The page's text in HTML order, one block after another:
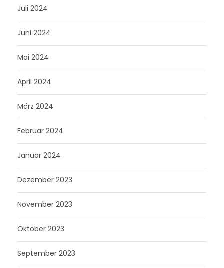
Juli 2024
Juni 2024
Mai 2024
April 2024
März 2024
Februar 2024
Januar 2024
Dezember 2023
November 2023
Oktober 2023
September 2023